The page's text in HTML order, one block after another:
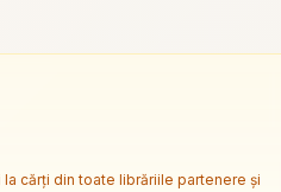
cărți din toate librăriile partenere și